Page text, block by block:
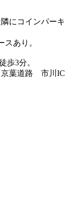
にコインパーキ
あり。
3分。
葉道路 市川IC